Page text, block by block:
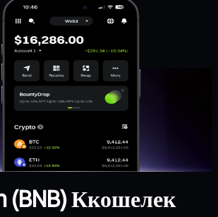
(BNB) Ккошелек